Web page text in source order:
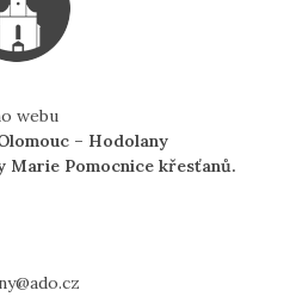
webu
– Hodolany
Marie Pomocnice křesťanů.